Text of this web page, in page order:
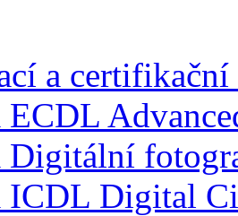
a certifikační
ECDL
Digitální
ICDL Digital